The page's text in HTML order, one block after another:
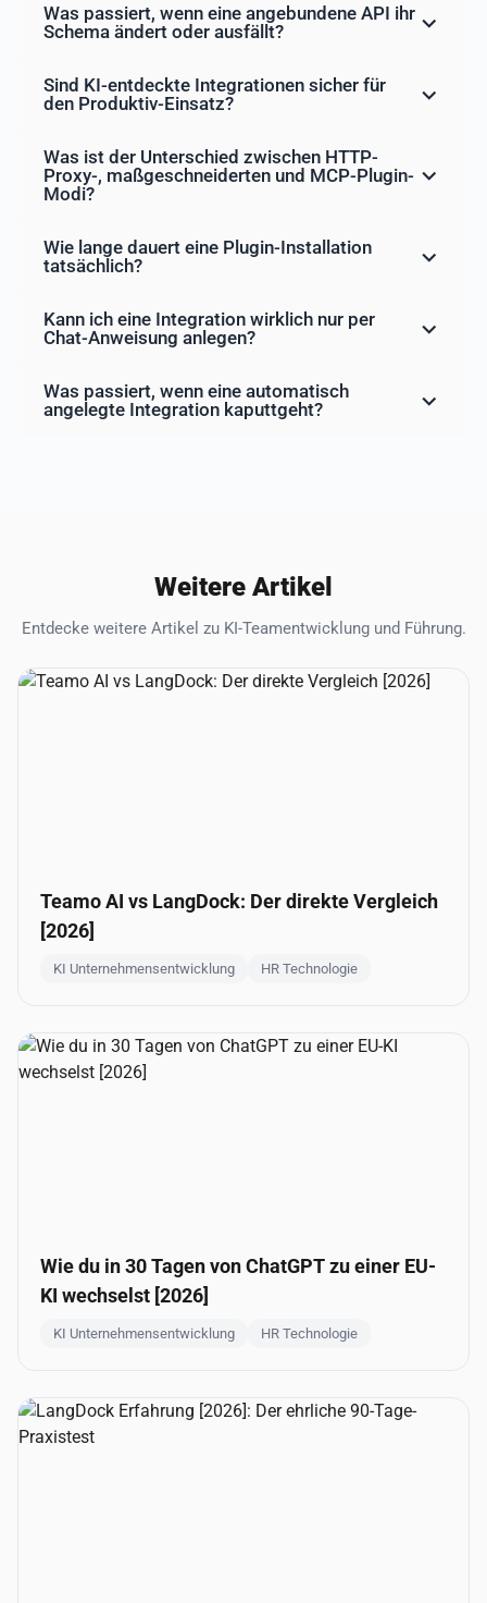
Was passiert, wenn eine angebundene API ihr
Schema ändert oder ausfällt?
Sind KI-entdeckte Integrationen sicher für
den Produktiv-Einsatz?
Was ist der Unterschied zwischen HTTP-
Proxy-, maßgeschneiderten und MCP-Plugin-
Modi?
Wie lange dauert eine Plugin-Installation
tatsächlich?
Kann ich eine Integration wirklich nur per
Chat-Anweisung anlegen?
Was passiert, wenn eine automatisch
angelegte Integration kaputtgeht?
Weitere Artikel
Entdecke weitere Artikel zu KI-Teamentwicklung und Führung.
Teamo AI vs LangDock: Der direkte Vergleich
[2026]
KI Unternehmensentwicklung HR Technologie
Wie du in 30 Tagen von ChatGPT zu einer EU-
KI wechselst [2026]
KI Unternehmensentwicklung HR Technologie